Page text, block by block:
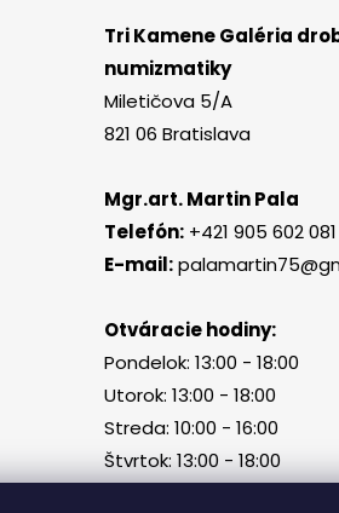
Tri Kamene Galéria
numizmatiky
Miletičova 5/A
821 06 Bratislava
Mgr.art. Martin Pala
Telefón: +421 905 602 081
E-mail:
Otváracie hodiny:
Pondelok: 13:00 - 18:00
Utorok: 13:00 - 18:00
Streda: 10:00 - 16:00
Štvrtok: 13:00 - 18:00